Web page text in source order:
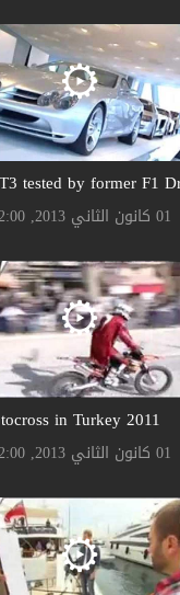
01 كانون الثاني 2013, 12:00 ص
2011 Motocross in Turkey
01 كانون الثاني 2013, 12:00 ص